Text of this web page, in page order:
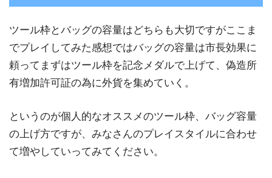
ツール枠とバッグの容量はどちらも大切ですがここま
でプレイしてみた感想ではバッグの容量は市長効果に
頼ってまずはツール枠を記念メダルで上げて、偽造所
有増加許可証の為に外貨を集めていく。
というのが個人的なオススメのツール枠、バッグ容量
の上げ方ですが、みなさんのプレイスタイルに合わせ
て増やしていってみてください。